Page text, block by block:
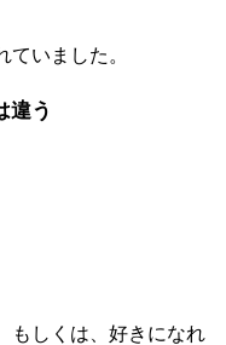
いました。
違う
もしくは、好きになれ